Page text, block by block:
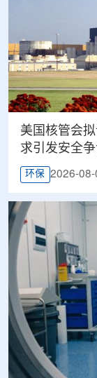
美国核管会
求引发安全争
环保 2026-08-